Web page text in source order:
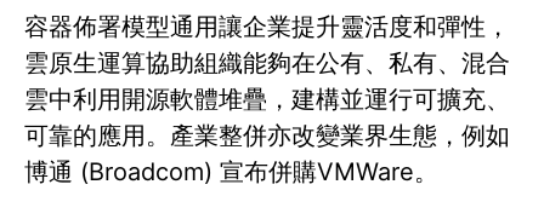
容器佈署模型通用讓企業提升靈活度和彈性，
雲原生運算協助組織能夠在公有、私有、混合
雲中利用開源軟體堆疊，建構並運行可擴充、
可靠的應用。產業整併亦改變業界生態，例如
博通 (Broadcom) 宣布併購VMWare。